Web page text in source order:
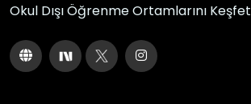
Okul Dışı Öğrenme Ortamlarını Keşfet